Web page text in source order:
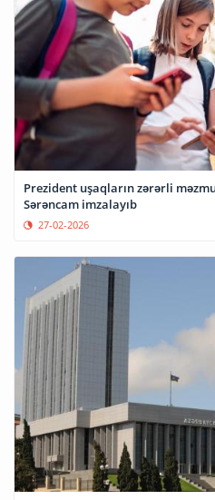
Prezident uşaqların zərərli
Sərəncam imzalayıb
27-02-2026